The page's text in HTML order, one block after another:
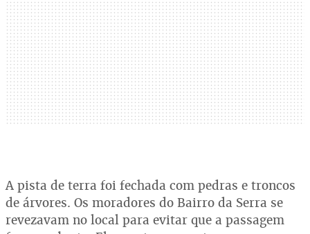
A pista de terra foi fechada com pedras e troncos
de árvores. Os moradores do Bairro da Serra se
revezavam no local para evitar que a passagem